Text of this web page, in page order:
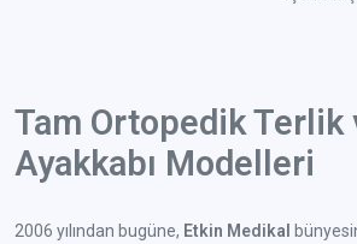
Tam Ortopedik Terlik
Ayakkabı Modelleri
2006 yılından bugüne, Etkin Medikal